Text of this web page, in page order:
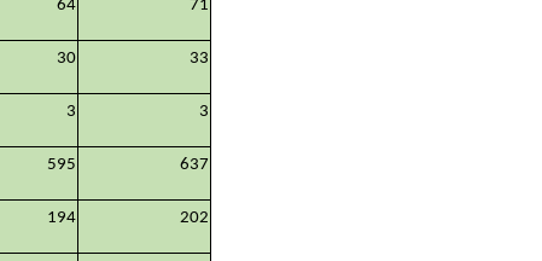
64 71
30 33
3 3
595 637
194 202